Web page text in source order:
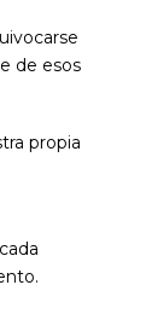
de esos
propia